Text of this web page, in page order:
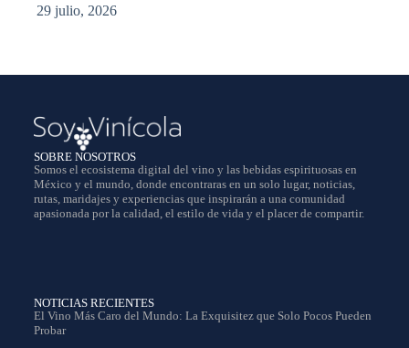
29 julio, 2026
SOBRE NOSOTROS
Somos el ecosistema digital del vino y las bebidas espirituosas en
México y el mundo, donde encontraras en un solo lugar, noticias,
rutas, maridajes y experiencias que inspirarán a una comunidad
apasionada por la calidad, el estilo de vida y el placer de compartir.
NOTICIAS RECIENTES
El Vino Más Caro del Mundo: La Exquisitez que Solo Pocos Pueden
Probar